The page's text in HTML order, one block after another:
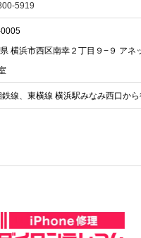
5919
横浜市西区南幸２丁目９−９ アネ
線、東横線 横浜駅みなみ西口か